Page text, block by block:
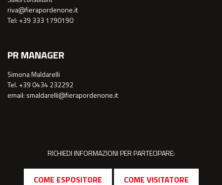
riva@fierapordenone.it
Tel: +39 333 1790190
PR MANAGER
Simona Maldarelli
Tel. +39 0434 232292
email: smaldarelli@fierapordenone.it
RICHIEDI INFORMAZIONI PER PARTECIPARE:
COME ESPOSITORE COME VISITATORE